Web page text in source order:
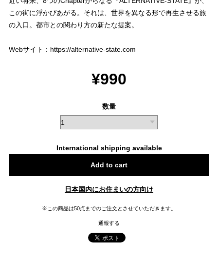
この街に浮かびあがる。それは、世界を異なる形で再生させる旅
の入口。都市との関わり方の新たな提案。
Webサイト： https://alternative-state.com
¥990
数量
International shipping available
Add to cart
日本国内にお住まいの方向け
※この商品は50点までのご注文とさせていただきます。
通報する